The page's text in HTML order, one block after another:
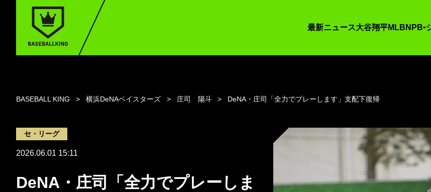
最新ニュース大谷翔平MLB NPB
BASEBALL KING 横浜DeNAベイスターズ 庄司 陽斗 DeNA・庄司「全力でプレーします」支配下復帰
セ・リーグ
2026.06.01 15:11
DeNA・庄司「全力でプレーしま